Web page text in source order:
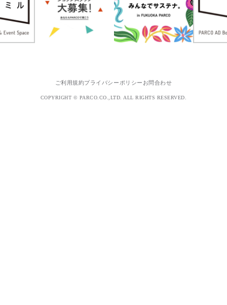
ご利用規約プライバシーポリシー お問合わせ
COPYRIGHT © PARCO.CO.,LTD. ALL RIGHTS RESERVED.